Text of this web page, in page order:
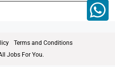
Terms and Conditions
Jobs For You.